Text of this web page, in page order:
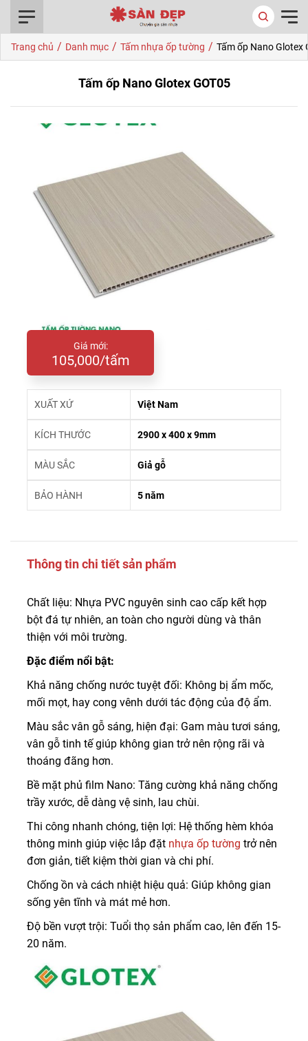
Trang chủ / Danh mục / Tấm nhựa ốp tường / Tấm ốp Nano Glotex
Tấm ốp Nano Glotex GOT05
Giá mới:
105,000/tấm
XUẤT XỨ Việt Nam
KÍCH THƯỚC 2900 x 400 x 9mm
MÀU SẮC Giả gỗ
BẢO HÀNH 5 năm
Thông tin chi tiết sản phẩm
Chất liệu: Nhựa PVC nguyên sinh cao cấp kết hợp
bột đá tự nhiên, an toàn cho người dùng và thân
thiện với môi trường.
Đặc điểm nổi bật:
Khả năng chống nước tuyệt đối: Không bị ẩm mốc,
mối mọt, hay cong vênh dưới tác động của độ ẩm.
Màu sắc vân gỗ sáng, hiện đại: Gam màu tươi sáng,
vân gỗ tinh tế giúp không gian trở nên rộng rãi và
thoáng đãng hơn.
Bề mặt phủ film Nano: Tăng cường khả năng chống
trầy xước, dễ dàng vệ sinh, lau chùi.
Thi công nhanh chóng, tiện lợi: Hệ thống hèm khóa
thông minh giúp việc lắp đặt nhựa ốp tường trở nên
đơn giản, tiết kiệm thời gian và chi phí.
Chống ồn và cách nhiệt hiệu quả: Giúp không gian
sống yên tĩnh và mát mẻ hơn.
Độ bền vượt trội: Tuổi thọ sản phẩm cao, lên đến 15-
20 năm.